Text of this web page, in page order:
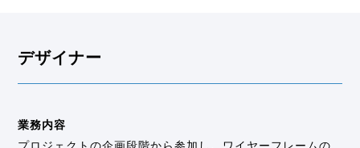
デザイナー
業務内容